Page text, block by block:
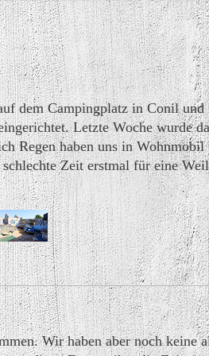
dem Campingplatz in Conil und
Letzte Woche wurde
Regen haben uns in
Zeit erstmal für eine
Wir haben aber noch keine